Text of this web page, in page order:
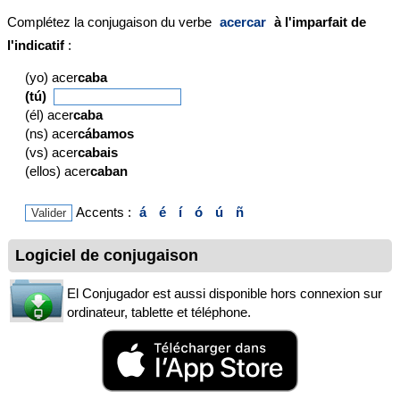
Complétez la conjugaison du verbe acercar à l'imparfait de
l'indicatif :
(yo) acercaba
(tú)
(él) acercaba
(ns) acercábamos
(vs) acercabais
(ellos) acercaban
Accents : á é í ó ú ñ
Logiciel de conjugaison
El Conjugador est aussi disponible hors connexion sur
ordinateur, tablette et téléphone.